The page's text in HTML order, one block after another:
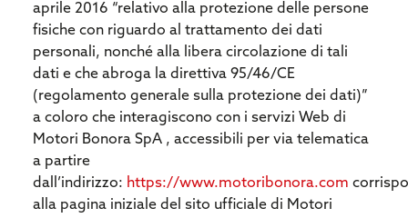
aprile 2016 “relativo alla protezione delle persone
fisiche con riguardo al trattamento dei dati
personali, nonché alla libera circolazione di tali
dati e che abroga la direttiva 95/46/CE
(regolamento generale sulla protezione dei dati)”
a coloro che interagiscono con i servizi Web di
Motori Bonora SpA , accessibili per via telematica
a partire
dall’indirizzo: https://www.motoribonora.com
alla pagina iniziale del sito ufficiale di Motori